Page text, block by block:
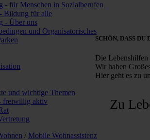
- für Menschen in Sozialberufen
Bildung für alle
- Über uns
und Organisatorisches
und wichtige Themen
freiwillig aktiv
/ Mobile Wohnassistenz
SCHÖN, DASS DU
Die Lebenshilfen
Wir haben
Hier geht es zu
Zu